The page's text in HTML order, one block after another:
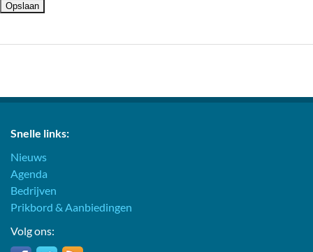
Snelle links:
Nieuws
Agenda
Bedrijven
Prikbord & Aanbiedingen
Volg ons: